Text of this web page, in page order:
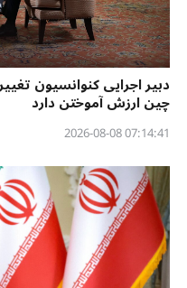
دبیر اجرایی کنوانسیون
چین ارزش آموختن دارد
07:14:41 2026-08-08